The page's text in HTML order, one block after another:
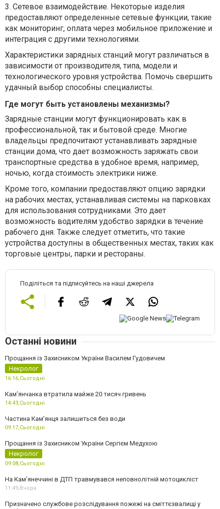
3. Сетевое взаимодействие. Некоторые изделия
предоставляют определенные сетевые функции, такие
как мониторинг, оплата через мобильное приложение и
интеграция с другими технологиями.
Характеристики зарядных станций могут различаться в
зависимости от производителя, типа, модели и
технологического уровня устройства. Помочь свершить
удачный выбор способны специалисты.
Где могут быть установлены механизмы?
Зарядные станции могут функционировать как в
профессиональной, так и бытовой среде. Многие
владельцы предпочитают устанавливать зарядные
станции дома, что дает возможность заряжать свои
транспортные средства в удобное время, например,
ночью, когда стоимость электрики ниже.
Кроме того, компании предоставляют опцию зарядки
на рабочих местах, устанавливая системы на парковках
для использования сотрудниками. Это дает
возможность водителям удобство зарядки в течение
рабочего дня. Также следует отметить, что такие
устройства доступны в общественных местах, таких как
торговые центры, парки и рестораны.
Поділіться та підписуйтесь на наші джерела
Останні новини
Прощання із Захисником України Василем Гудовичем
Некролог
16:16,Сьогодні
Камʼянчанка втратила майже 20 тисяч гривень
14:43,Сьогодні
Частина Кам'янця залишиться без води
09:17,Сьогодні
Прощання із Захисником України Сергієм Медухою
Некролог
09:08,Сьогодні
На Кам’янеччині в ДТП травмувався неповнолітній мотоцикліст
11:49,Вчора
Призначено службове розслідування пожежі на сміттєзвалищі у